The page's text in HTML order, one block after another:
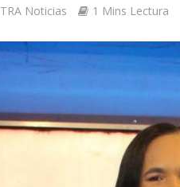
TRA Noticias 1 Mins Lectura